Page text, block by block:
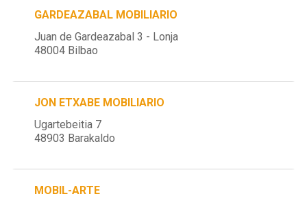
GARDEAZABAL MOBILIARIO
Juan de Gardeazabal 3 - Lonja
48004 Bilbao
JON ETXABE MOBILIARIO
Ugartebeitia 7
48903 Barakaldo
MOBIL-ARTE